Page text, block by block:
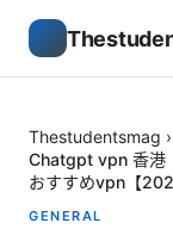
Thestudentsmag ›
Chatgpt vpn 香港
おすすめvpn【
GENERAL